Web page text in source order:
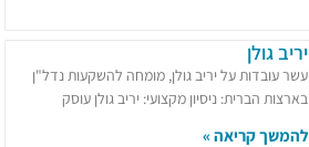
יריב גולן
עשר עובדות על יריב גולן, מומחה להשקעות נדל"ן
בארצות הברית:​ ניסיון מקצועי: יריב גולן עוסק
להמשך קריאה »